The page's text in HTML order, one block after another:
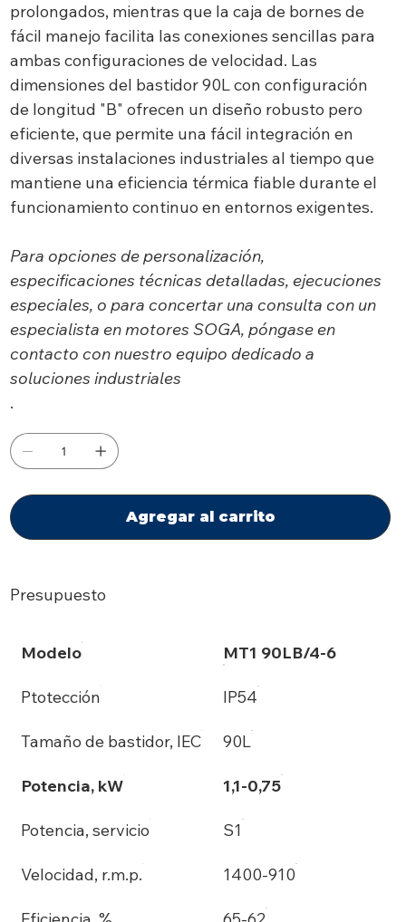
prolongados, mientras que la caja de bornes de
fácil manejo facilita las conexiones sencillas para
ambas configuraciones de velocidad. Las
dimensiones del bastidor 90L con configuración
de longitud "B" ofrecen un diseño robusto pero
eficiente, que permite una fácil integración en
diversas instalaciones industriales al tiempo que
mantiene una eficiencia térmica fiable durante el
funcionamiento continuo en entornos exigentes.
Para opciones de personalización,
especificaciones técnicas detalladas, ejecuciones
especiales, o para concertar una consulta con un
especialista en motores SOGA, póngase en
contacto con nuestro equipo dedicado a
soluciones industriales
.
Agregar al carrito
Presupuesto
Modelo MT1 90LB/4-6
Ptotección IP54
Tamaño de bastidor, IEC 90L
Potencia, kW 1,1-0,75
Potencia, servicio S1
Velocidad, r.m.p. 1400-910